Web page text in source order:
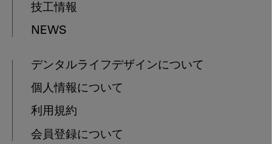
技工情報
NEWS
デンタルライフデザインについて
個人情報について
利用規約
会員登録について